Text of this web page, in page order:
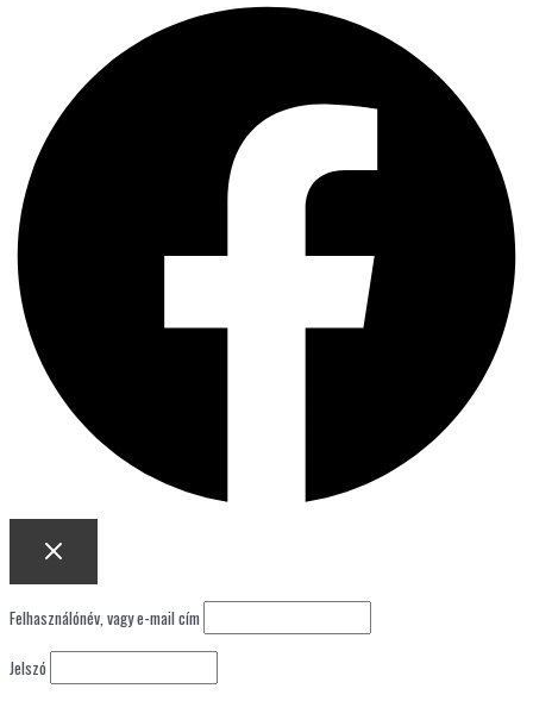
Felhasználónév, vagy e-mail cím
Jelszó